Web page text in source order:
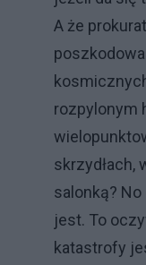
A że
rozpylonym
skrzydłach,
salonką?
jest. To
katastrofy